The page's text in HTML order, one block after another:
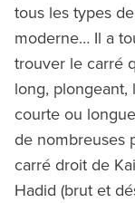
tous les types
moderne… Il a
trouver le carré
long, plongeant,
courte ou
de nombreuses
carré droit de
Hadid (brut et